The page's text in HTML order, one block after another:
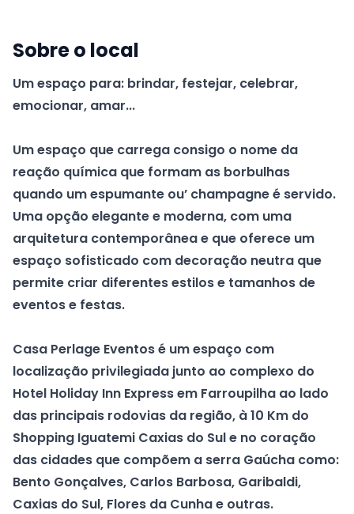
Sobre o local
Um espaço para: brindar, festejar, celebrar,
emocionar, amar...
Um espaço que carrega consigo o nome da
reação química que formam as borbulhas
quando um espumante ou’ champagne é servido.
Uma opção elegante e moderna, com uma
arquitetura contemporânea e que oferece um
espaço sofisticado com decoração neutra que
permite criar diferentes estilos e tamanhos de
eventos e festas.
Casa Perlage Eventos é um espaço com
localização privilegiada junto ao complexo do
Hotel Holiday Inn Express em Farroupilha ao lado
das principais rodovias da região, à 10 Km do
Shopping Iguatemi Caxias do Sul e no coração
das cidades que compõem a serra Gaúcha como:
Bento Gonçalves, Carlos Barbosa, Garibaldi,
Caxias do Sul, Flores da Cunha e outras.